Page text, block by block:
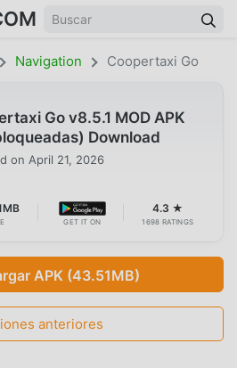
Navigation Coopertaxi Go
Go v8.5.1 MOD APK
Download
on April 21, 2026
GET IT ON
4.3 ★
1698 RATINGS
APK (43.51MB)
anteriores